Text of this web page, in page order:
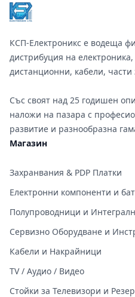
КСП-Електроникс е водеща
дистрибуция на
дистанционни, кабели,
Със своят над 25 годишен
наложи на пазара с
развитие и разнообразна
Магазин
Захранвания & PDP Платки
Електронни компоненти и
Полупроводници и
Сервизно Оборудване и
Кабели и Накрайници
TV / Аудио / Видео
Стойки за Телевизори и